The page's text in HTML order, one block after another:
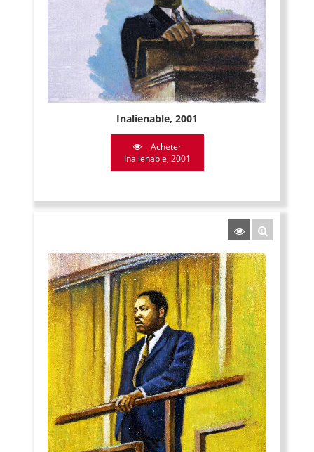
Inalienable, 2001
Acheter
Inalienable, 2001